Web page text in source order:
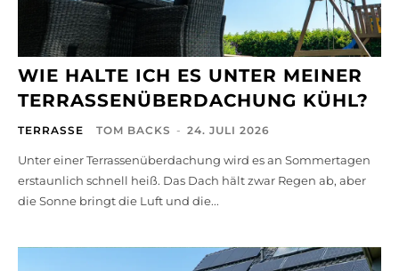
WIE HALTE ICH ES UNTER MEINER
TERRASSENÜBERDACHUNG KÜHL?
TERRASSE TOM BACKS - 24. JULI 2026
Unter einer Terrassenüberdachung wird es an Sommertagen
erstaunlich schnell heiß. Das Dach hält zwar Regen ab, aber
die Sonne bringt die Luft und die...